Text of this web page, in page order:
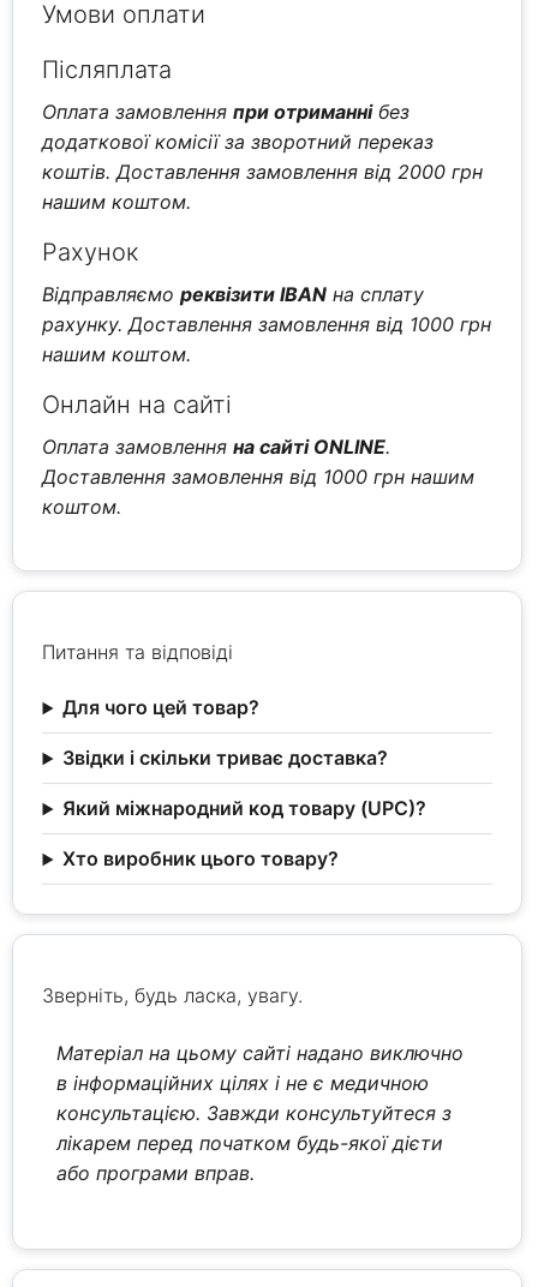
Умови оплати
Післяплата
Оплата замовленняпри отриманнібез
додаткової комісії за зворотний переказ
коштів. Доставлення замовлення від 2000 грн
нашим коштом.
Рахунок
Відправляємореквізити IBAN на сплату
рахунку. Доставлення замовлення від 1000 грн
нашим коштом.
Онлайн на сайті
Оплата замовленняна сайті ONLINE.
Доставлення замовлення від 1000 грн нашим
коштом.
Питання та відповіді
Для чого цей товар?
Звідки і скільки триває доставка?
Який міжнародний код товару (UPC)?
Хто виробник цього товару?
Зверніть, будь ласка, увагу.
Матеріал на цьому сайті надано виключно
в інформаційних цілях і не є медичною
консультацією. Завжди консультуйтеся з
лікарем перед початком будь-якої дієти
або програми вправ.